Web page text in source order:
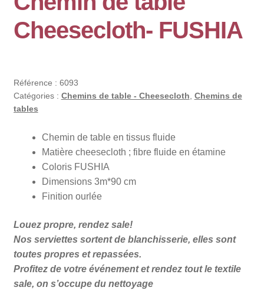
Cheesecloth- FUSHIA
Référence : 6093
Catégories : Chemins de table - Cheesecloth, Chemins de
tables
Chemin de table en tissus fluide
Matière cheesecloth ; fibre fluide en étamine
Coloris FUSHIA
Dimensions 3m*90 cm
Finition ourlée
Louez propre, rendez sale!
Nos serviettes sortent de blanchisserie, elles sont
toutes propres et repassées.
Profitez de votre événement et rendez tout le textile
sale, on s’occupe du nettoyage